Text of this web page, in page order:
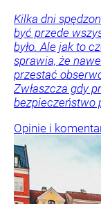
Kilka dni
być przede
było. Ale jak to
sprawia, że
przestać
Zwłaszcza gdy
bezpieczeństwo
Opinie i